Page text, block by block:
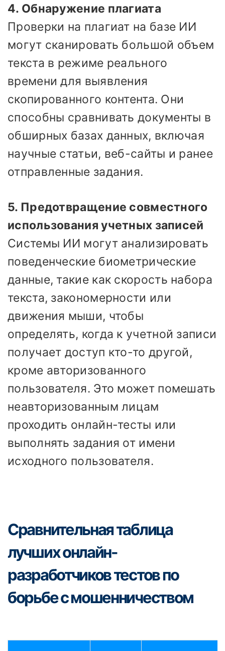
4. Обнаружение плагиата
Проверки на плагиат на базе ИИ
могут сканировать большой объем
текста в режиме реального
времени для выявления
скопированного контента. Они
способны сравнивать документы в
обширных базах данных, включая
научные статьи, веб-сайты и ранее
отправленные задания.
5. Предотвращение совместного
использования учетных записей
Системы ИИ могут анализировать
поведенческие биометрические
данные, такие как скорость набора
текста, закономерности или
движения мыши, чтобы
определять, когда к учетной записи
получает доступ кто-то другой,
кроме авторизованного
пользователя. Это может помешать
неавторизованным лицам
проходить онлайн-тесты или
выполнять задания от имени
исходного пользователя.
Сравнительная таблица
лучших онлайн-
разработчиков тестов по
борьбе с мошенничеством